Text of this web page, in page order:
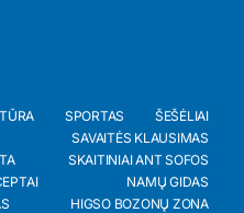
SPORTAS
ŠEŠĖLIAI
SAVAITĖS KLAUSIMAS
SKAITINIAI ANT SOFOS
NAMŲ GIDAS
HIGSO BOZONŲ ZONA